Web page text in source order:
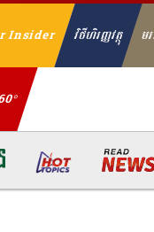
Insider វិថីហិរញ្ញវត្ថុ ម